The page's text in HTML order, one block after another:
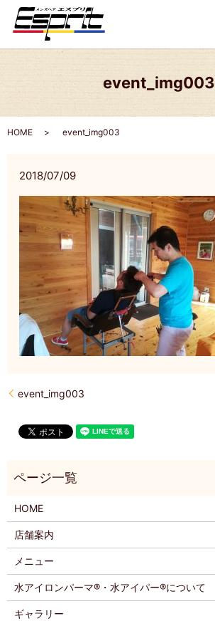
event_img003
HOME event_img003
2018/07/09
event_img003
HOME
店舗案内
メニュー
水アイロンパーマ®・水アイパー®について
ギャラリー